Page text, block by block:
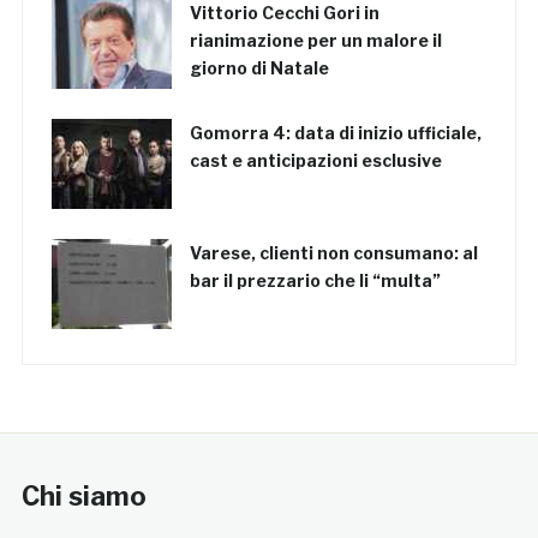
Vittorio Cecchi Gori in
rianimazione per un malore il
giorno di Natale
Gomorra 4: data di inizio ufficiale,
cast e anticipazioni esclusive
Varese, clienti non consumano: al
bar il prezzario che li “multa”
Chi siamo